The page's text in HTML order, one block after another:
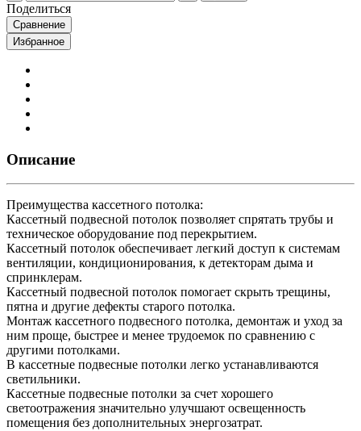
Поделиться
Сравнение
Избранное
Описание
Преимущества кассетного потолка:
Кассетный подвесной потолок позволяет спрятать трубы и
техническое оборудование под перекрытием.
Кассетный потолок обеспечивает легкий доступ к системам
вентиляции, кондиционирования, к детекторам дыма и
спринклерам.
Кассетный подвесной потолок помогает скрыть трещины,
пятна и другие дефекты старого потолка.
Монтаж кассетного подвесного потолка, демонтаж и уход за
ним проще, быстрее и менее трудоемок по сравнению с
другими потолками.
В кассетные подвесные потолки легко устанавливаются
светильники.
Кассетные подвесные потолки за счет хорошего
светоотражения значительно улучшают освещенность
помещения без дополнительных энергозатрат.